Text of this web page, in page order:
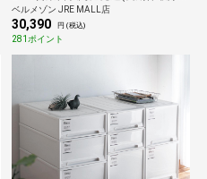
ベルメゾン JRE MALL店
30,390 円 (税込)
281ポイント